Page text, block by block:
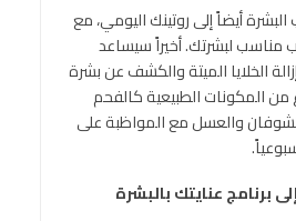
أيضاً إلى روتينك اليومي، مع
مناسب لبشرتك. أخيراً سيساعد
الخلايا الميتة والكشف عن بشرة
من المكونات الطبيعية كالفحم
والعسل مع المواظبة على
برنامج عنايتك بالبشرة